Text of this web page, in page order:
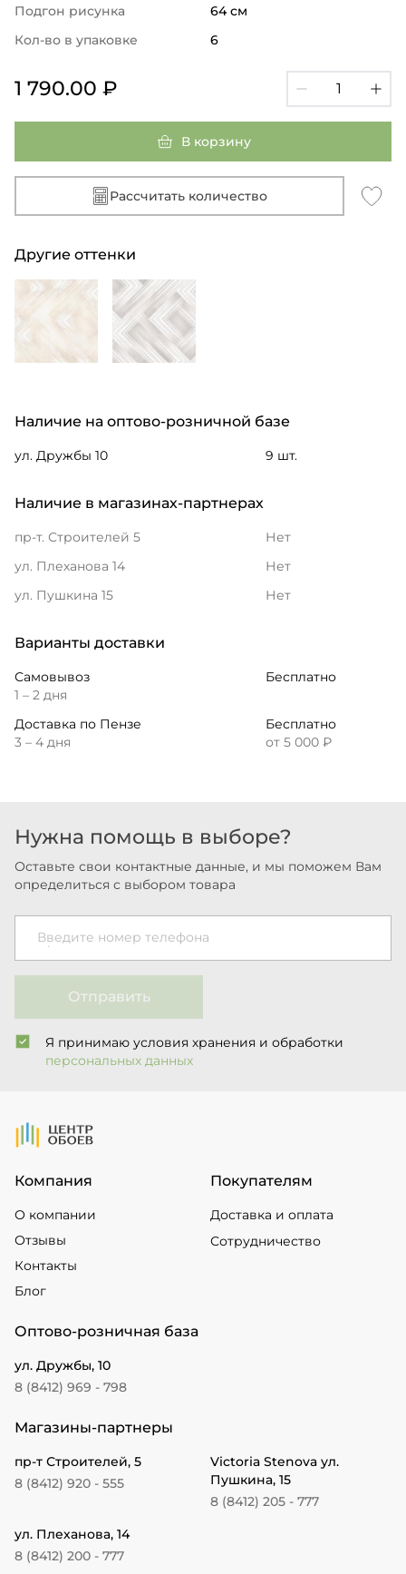
Подгон рисунка
64 см
Кол-во в упаковке
6
1 790.00 ₽
В корзину
Рассчитать количество
Другие оттенки
Наличие на оптово-розничной базе
ул. Дружбы 10 9 шт.
Наличие в магазинах-партнерах
пр-т. Строителей 5
Нет
ул. Плеханова 14
Нет
ул. Пушкина 15
Нет
Варианты доставки
Самовывоз
1 – 2 дня
Бесплатно
Доставка по Пензе
3 – 4 дня
Бесплатно
от 5 000 ₽
Нужна помощь в выборе?
Оставьте свои контактные данные, и мы поможем Вам
определиться с выбором товара
Введите номер телефона
Отправить
Я принимаю условия хранения и обработки
персональных данных
На Главную
Компания
О компании
Отзывы
Контакты
Блог
Покупателям
Доставка и оплата
Сотрудничество
Оптово-розничная база
ул. Дружбы, 10
8 (8412) 969 - 798
Магазины-партнеры
пр-т Строителей, 5
8 (8412) 920 - 555
Victoria Stenova ул.
Пушкина, 15
8 (8412) 205 - 777
ул. Плеханова, 14
8 (8412) 200 - 777